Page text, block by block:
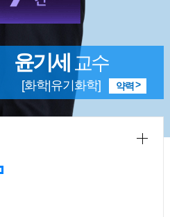
윤기세 교수
[화학|유기화학] 약력